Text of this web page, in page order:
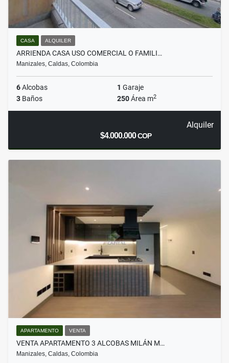
CASA ALQUILER
ARRIENDA CASA USO COMERCIAL O FAMILI…
Manizales, Caldas, Colombia
6Alcobas 1 Garaje
3 Baños 250Área m2
Alquiler
$4.000.000COP
APARTAMENTO VENTA
VENTA APARTAMENTO 3 ALCOBAS MILÁN M…
Manizales, Caldas, Colombia